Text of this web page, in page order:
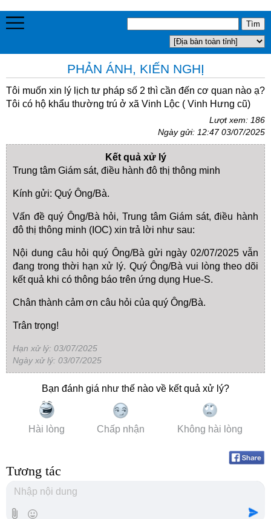
PHẢN ÁNH, KIẾN NGHỊ
Tôi muốn xin lý lịch tư pháp số 2 thì cần đến cơ quan nào ạ?
Tôi có hộ khẩu thường trú ở xã Vinh Lộc ( Vinh Hưng cũ)
Lượt xem: 186
Ngày gửi: 12:47 03/07/2025
Kết quả xử lý
Trung tâm Giám sát, điều hành đô thị thông minh
Kính gửi: Quý Ông/Bà.
Vấn đề quý Ông/Bà hỏi, Trung tâm Giám sát, điều hành
đô thị thông minh (IOC) xin trả lời như sau:
Nội dung câu hỏi quý Ông/Bà gửi ngày 02/07/2025 vẫn
đang trong thời hạn xử lý. Quý Ông/Bà vui lòng theo dõi
kết quả khi có thông báo trên ứng dụng Hue-S.
Chân thành cảm ơn câu hỏi của quý Ông/Bà.
Trân trọng!
Hạn xử lý: 03/07/2025
Ngày xử lý: 03/07/2025
Bạn đánh giá như thế nào về kết quả xử lý?
Hài lòng Chấp nhận Không hài lòng
Tương tác